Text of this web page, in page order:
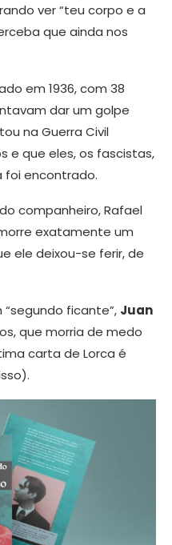
ver “teu corpo e a
que ainda nos
em 1936, com 38
dar um golpe
na Guerra Civil
e que eles, os fascistas,
foi encontrado.
companheiro, Rafael
exatamente um
ele deixou-se ferir, de
“segundo ficante”, Juan
que morria de medo
carta de Lorca é